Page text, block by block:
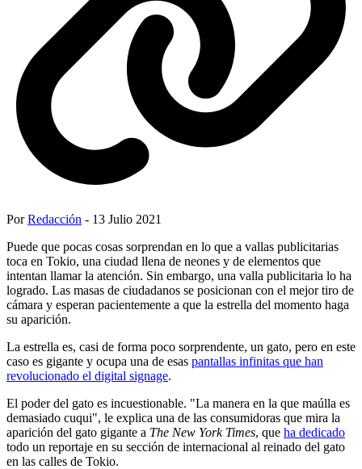
PorRedacción - 13 Julio 2021
Puede que pocas cosas sorprendan en lo que a vallas publicitarias
toca en Tokio, una ciudad llena de neones y de elementos que
intentan llamar la atención. Sin embargo, una valla publicitaria lo ha
logrado. Las masas de ciudadanos se posicionan con el mejor tiro de
cámara y esperan pacientemente a que la estrella del momento haga
su aparición.
La estrella es, casi de forma poco sorprendente, un gato, pero en este
caso es gigante y ocupa una de esas pantallas infinitas que han
revolucionado el digital signage.
El poder del gato es incuestionable. "La manera en la que maúlla es
demasiado cuqui", le explica una de las consumidoras que mira la
aparición del gato gigante a The New York Times, que ha dedicado
todo un reportaje en su sección de internacional al reinado del gato
en las calles de Tokio.